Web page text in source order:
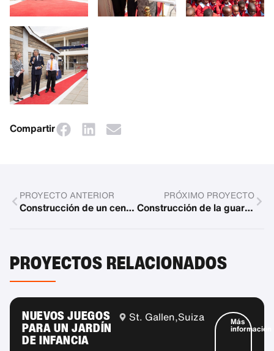
Compartir
PROYECTO ANTERIOR
Construcción de un centro preescolar
PRÓXIMO PROYECTO
Construcción de la guardería
PROYECTOS RELACIONADOS
NUEVOS JUEGOS
PARA UN JARDÍN
DE INFANCIA
St. Gallen,Suiza Más
información